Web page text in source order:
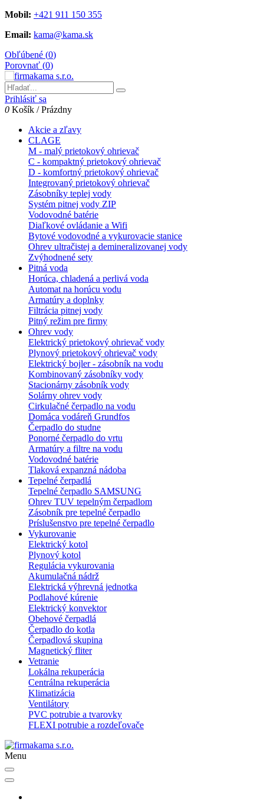
Mobil: +421 911 150 355
Email: kama@kama.sk
Obľúbené (0)
Porovnať (0)
Prihlásiť sa
0 Košík /Prázdny
Akcie a zľavy
CLAGE
M - malý prietokový ohrievač
C - kompaktný prietokový ohrievač
D - komfortný prietokový ohrievač
Integrovaný prietokový ohrievač
Zásobníky teplej vody
Systém pitnej vody ZIP
Vodovodné batérie
Diaľkové ovládanie a Wifi
Bytové vodovodné a vykurovacie stanice
Ohrev ultračistej a demineralizovanej vody
Zvýhodnené sety
Pitná voda
Horúca, chladená a perlivá voda
Automat na horúcu vodu
Armatúry a doplnky
Filtrácia pitnej vody
Pitný režim pre firmy
Ohrev vody
Elektrický prietokový ohrievač vody
Plynový prietokový ohrievač vody
Elektrický bojler - zásobník na vodu
Kombinovaný zásobníky vody
Stacionárny zásobník vody
Solárny ohrev vody
Cirkulačné čerpadlo na vodu
Domáca vodáreň Grundfos
Čerpadlo do studne
Ponorné čerpadlo do vrtu
Armatúry a filtre na vodu
Vodovodné batérie
Tlaková expanzná nádoba
Tepelné čerpadlá
Tepelné čerpadlo SAMSUNG
Ohrev TUV tepelným čerpadlom
Zásobník pre tepelné čerpadlo
Príslušenstvo pre tepelné čerpadlo
Vykurovanie
Elektrický kotol
Plynový kotol
Regulácia vykurovania
Akumulačná nádrž
Elektrická výhrevná jednotka
Podlahové kúrenie
Elektrický konvektor
Obehové čerpadlá
Čerpadlo do kotla
Čerpadlová skupina
Magnetický fliter
Vetranie
Lokálna rekuperácia
Centrálna rekuperácia
Klimatizácia
Ventilátory
PVC potrubie a tvarovky
FLEXI potrubie a rozdeľovače
Menu